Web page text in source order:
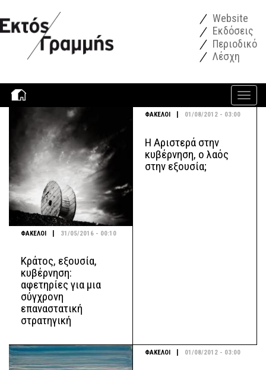
Website
Εκδόσεις
Περιοδικό
Λέσχη
Toggle
ΦΑΚΕΛΟΙ | 31/05/2016 - 00:10
Κράτος, εξουσία,
κυβέρνηση:
αφετηρίες για μια
σύγχρονη
επαναστατική
στρατηγική
ΦΑΚΕΛΟΙ 01/08/2012 - 03:00
Η Αριστερά στην
κυβέρνηση, ο λαός
στην εξουσία;
ΦΑΚΕΛΟΙ 01/08/2012 - 03:00